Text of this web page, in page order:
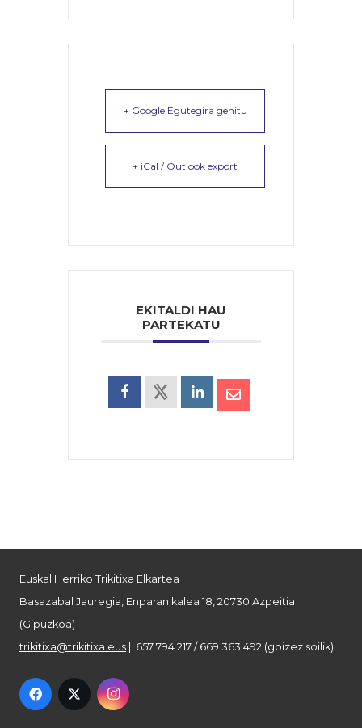
+ Google Egutegira gehitu
+ iCal / Outlook export
EKITALDI HAU
PARTEKATU
Euskal Herriko Trikitixa Elkartea
Basazabal Jauregia, Enparan kalea 18, 20730 Azpeitia
(Gipuzkoa)
trikitixa@trikitixa.eus | 657 794 217 / 669 363 492 (goizez soilik)